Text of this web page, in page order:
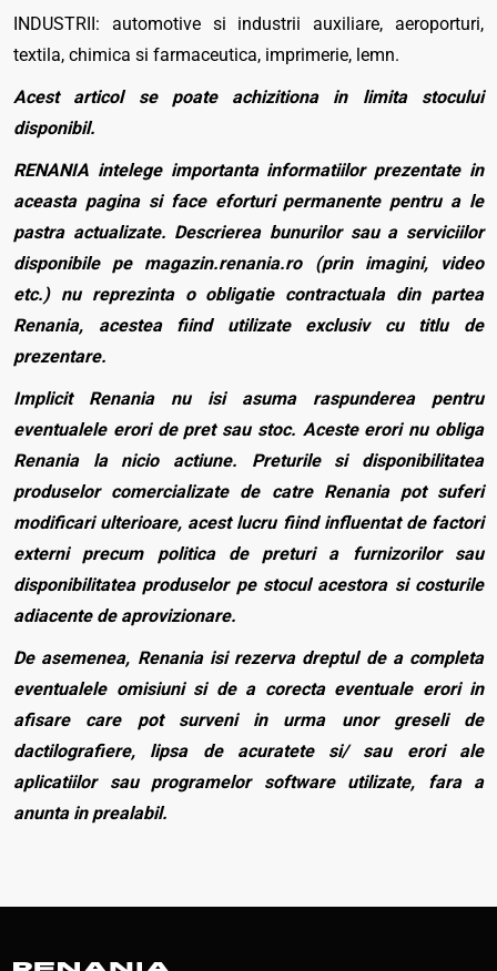
INDUSTRII: automotive si industrii auxiliare, aeroporturi,
textila, chimica si farmaceutica, imprimerie, lemn.
Acest articol se poate achizitiona in limita stocului
disponibil.
RENANIA intelege importanta informatiilor prezentate in
aceasta pagina si face eforturi permanente pentru a le
pastra actualizate. Descrierea bunurilor sau a serviciilor
disponibile pe magazin.renania.ro (prin imagini, video
etc.) nu reprezinta o obligatie contractuala din partea
Renania, acestea fiind utilizate exclusiv cu titlu de
prezentare.
Implicit Renania nu isi asuma raspunderea pentru
eventualele erori de pret sau stoc. Aceste erori nu obliga
Renania la nicio actiune. Preturile si disponibilitatea
produselor comercializate de catre Renania pot suferi
modificari ulterioare, acest lucru fiind influentat de factori
externi precum politica de preturi a furnizorilor sau
disponibilitatea produselor pe stocul acestora si costurile
adiacente de aprovizionare.
De asemenea, Renania isi rezerva dreptul de a completa
eventualele omisiuni si de a corecta eventuale erori in
afisare care pot surveni in urma unor greseli de
dactilografiere, lipsa de acuratete si/ sau erori ale
aplicatiilor sau programelor software utilizate, fara a
anunta in prealabil.